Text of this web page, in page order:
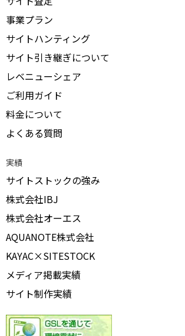
事業プラン
サイトハンティング
サイト引き継ぎについて
レベニューシェア
ご利用ガイド
料金について
よくある質問
実績
サイトストックの強み
株式会社IBJ
株式会社オーエス
AQUANOTE株式会社
KAYAC×SITESTOCK
メディア掲載実績
サイト制作実績